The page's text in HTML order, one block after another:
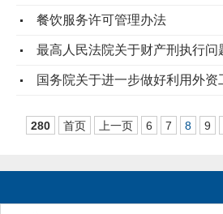
餐饮服务许可管理办法
最高人民法院关于财产刑执行问
国务院关于进一步做好利用外资
280 首页 上一页 6 7 8 9